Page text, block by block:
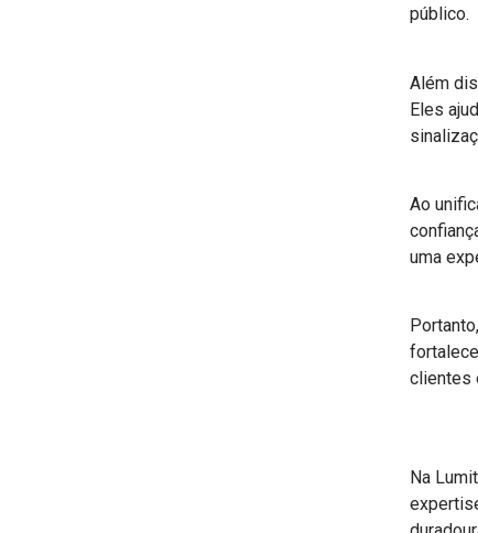
público.
Além
Eles
Ao
uma
clientes
Na